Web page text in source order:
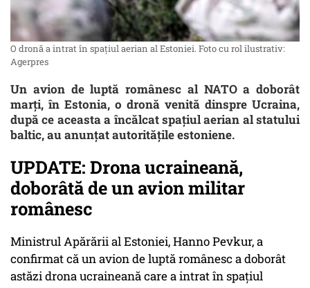
O dronă a intrat în spațiul aerian al Estoniei. Foto cu rol ilustrativ:
Agerpres
Un avion de luptă românesc al NATO a doborât
marți, în Estonia, o dronă venită dinspre Ucraina,
după ce aceasta a încălcat spațiul aerian al statului
baltic, au anunțat autoritățile estoniene.
UPDATE: Drona ucraineană,
doborâtă de un avion militar
românesc
Ministrul Apărării al Estoniei, Hanno Pevkur, a
confirmat că un avion de luptă românesc a doborât
astăzi drona ucraineană care a intrat în spațiul